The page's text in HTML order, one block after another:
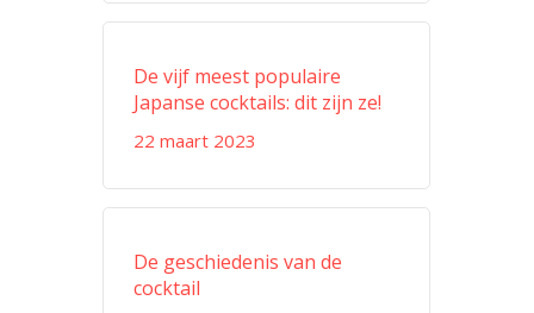
De vijf meest populaire
Japanse cocktails: dit zijn ze!
22 maart 2023
De geschiedenis van de
cocktail